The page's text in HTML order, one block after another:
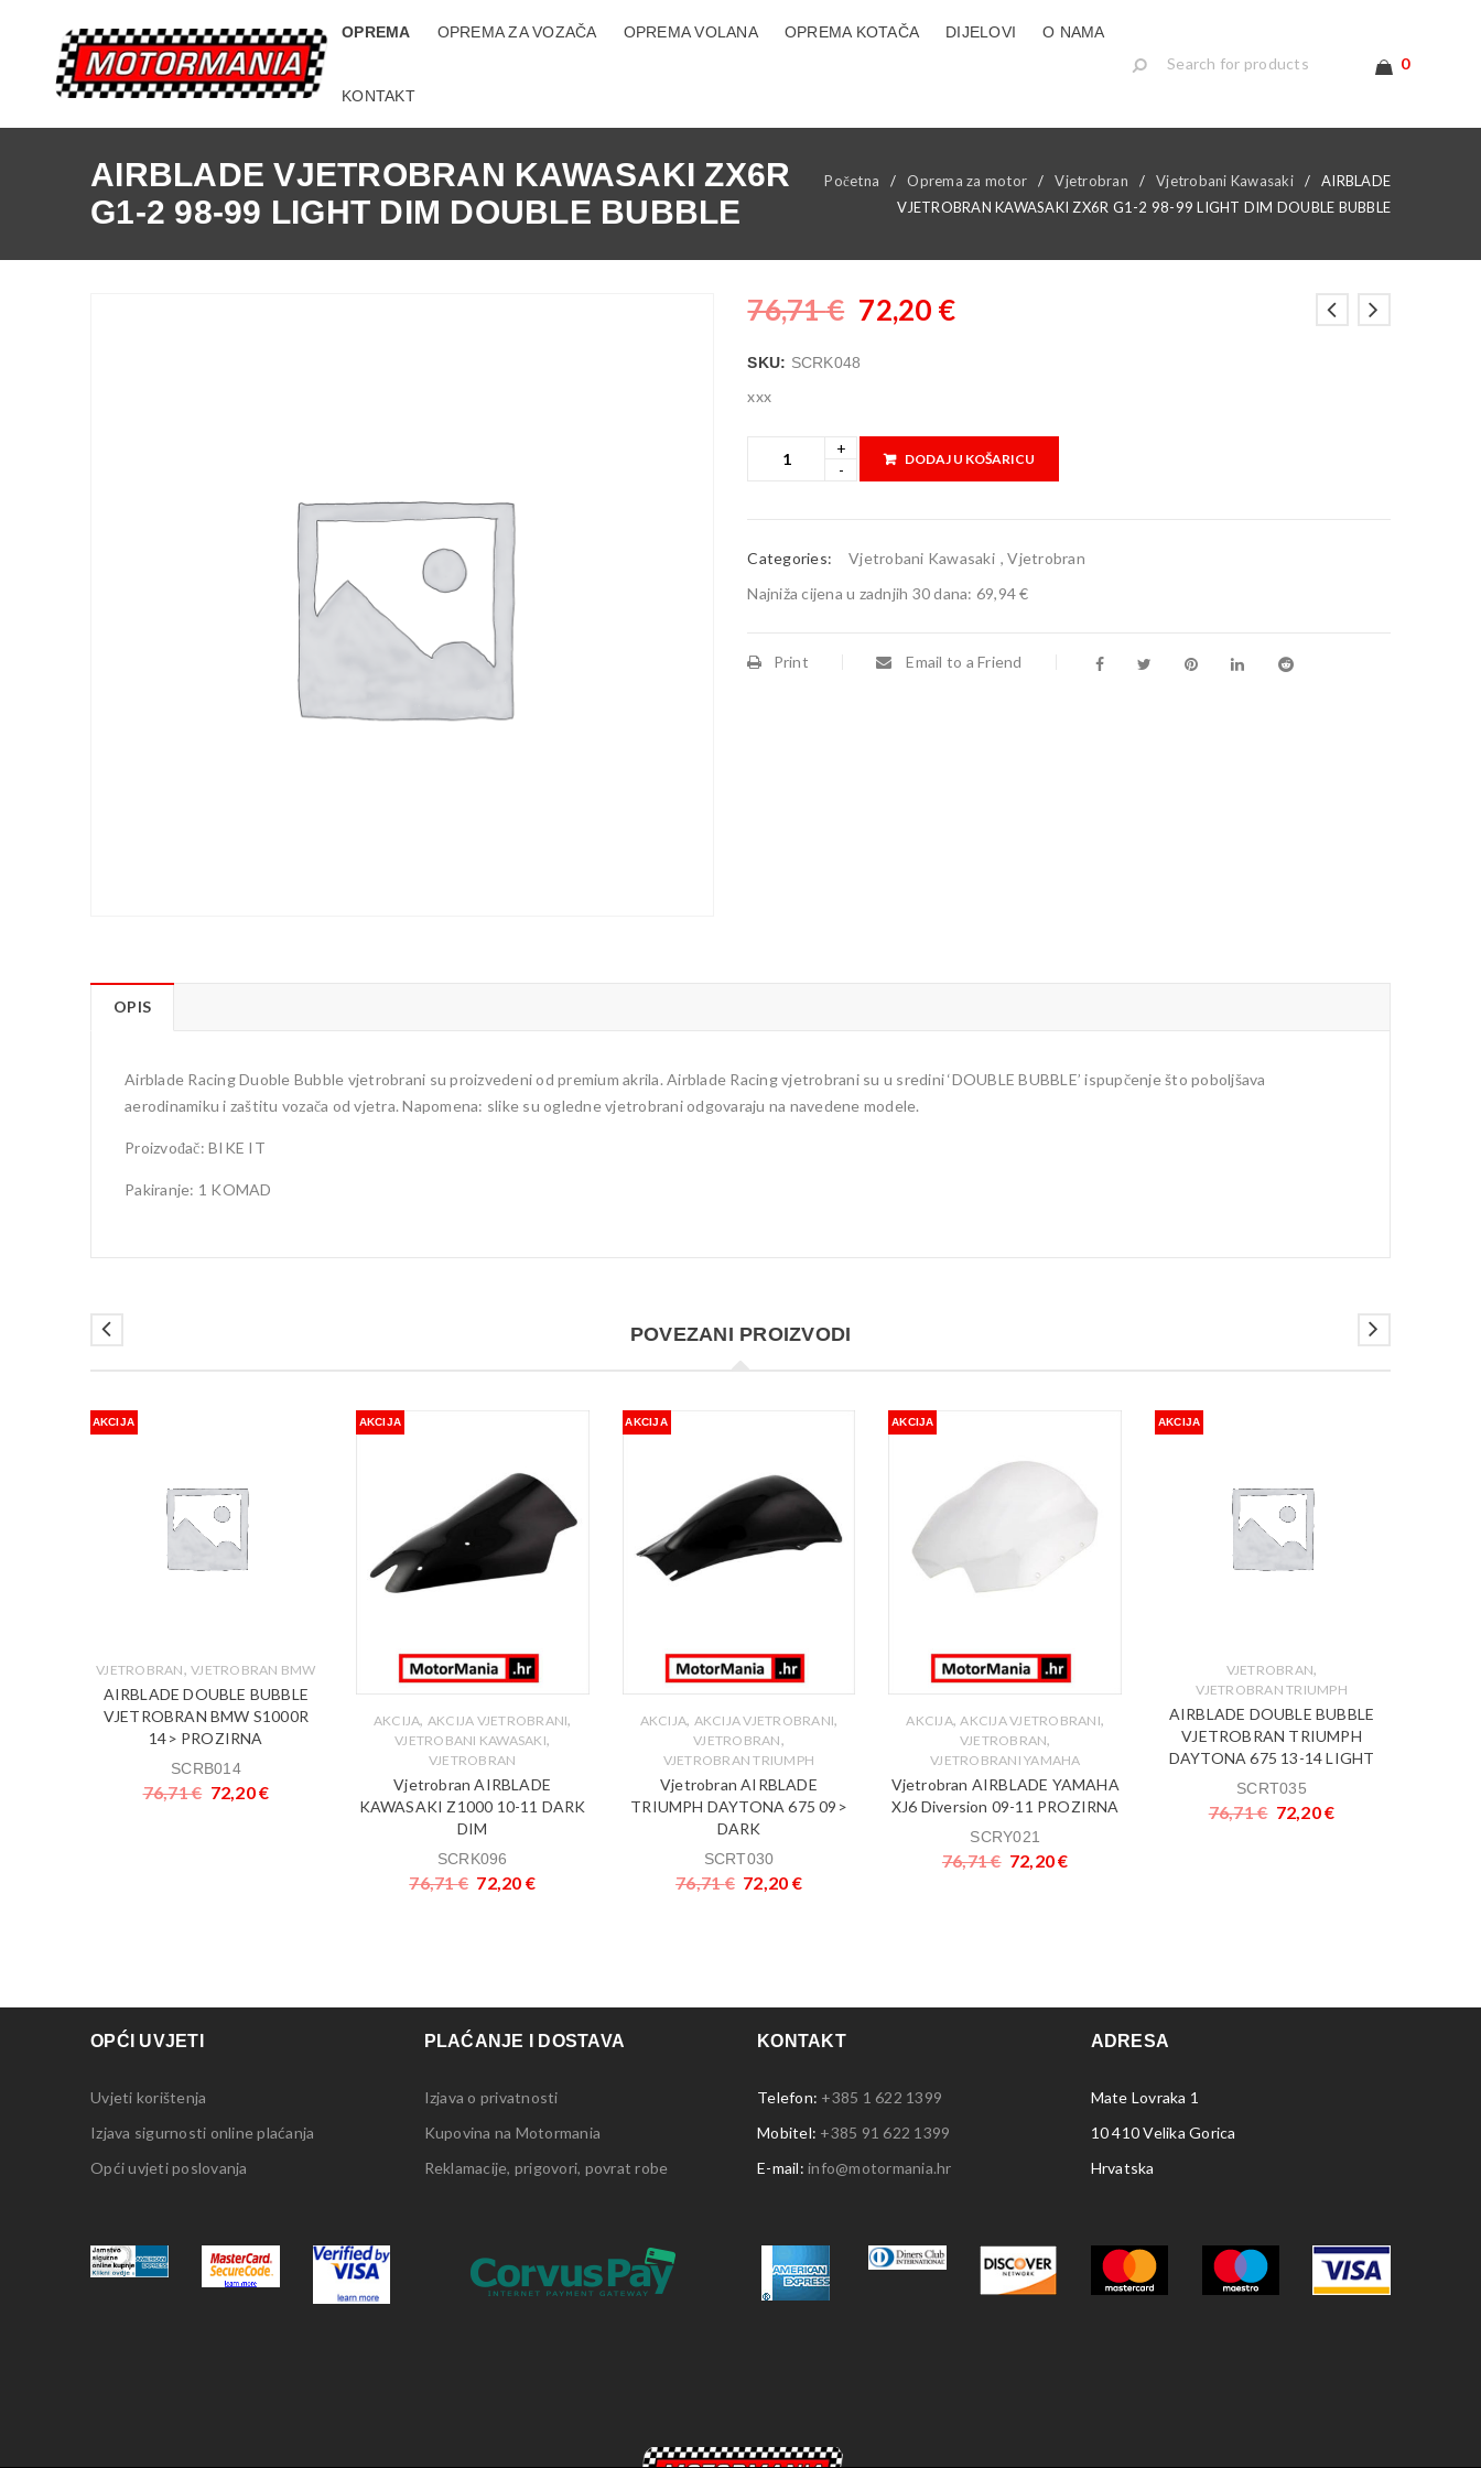
OPREMA OPREMA ZA VOZAČA OPREMA VOLANA OPREMA KOTAČA DIJELOVI O NAMA
KONTAKT
0
AIRBLADE VJETROBRAN KAWASAKI ZX6R
G1-2 98-99 LIGHT DIM DOUBLE BUBBLE
Početna / Oprema za motor / Vjetrobran / Vjetrobani Kawasaki /
AIRBLADE
VJETROBRAN KAWASAKI ZX6R G1-2 98-99 LIGHT DIM DOUBLE BUBBLE
76,71€ 72,20 €
SKU: SCRK048
xxx
DODAJ U KOŠARICU
Categories: Vjetrobani Kawasaki ,Vjetrobran
Najniža cijena u zadnjih 30 dana: 69,94 €
Print Email to a Friend
OPIS
Airblade Racing Duoble Bubble vjetrobrani su proizvedeni od premium akrila. Airblade Racing vjetrobrani su u sredini ‘DOUBLE BUBBLE’ ispupčenje što poboljšava
aerodinamiku i zaštitu vozača od vjetra. Napomena: slike su ogledne vjetrobrani odgovaraju na navedene modele.
Proizvođač: BIKE IT
Pakiranje: 1 KOMAD
POVEZANI PROIZVODI
AKCIJA
VJETROBRAN,VJETROBRAN BMW
AIRBLADE DOUBLE BUBBLE
VJETROBRAN BMW S1000R
14> PROZIRNA
SCRB014
76,71€ 72,20€
AKCIJA
AKCIJA, AKCIJA VJETROBRANI,
VJETROBANI KAWASAKI,
VJETROBRAN
Vjetrobran AIRBLADE
KAWASAKI Z1000 10-11 DARK
DIM
SCRK096
76,71€ 72,20 €
AKCIJA
AKCIJA, AKCIJA VJETROBRANI,
VJETROBRAN,
VJETROBRAN TRIUMPH
Vjetrobran AIRBLADE
TRIUMPH DAYTONA 675 09>
DARK
SCRT030
76,71€ 72,20 €
AKCIJA
AKCIJA, AKCIJA VJETROBRANI,
VJETROBRAN,
VJETROBRANI YAMAHA
Vjetrobran AIRBLADE YAMAHA
XJ6 Diversion 09-11 PROZIRNA
SCRY021
76,71€ 72,20€
AKCIJA
VJETROBRAN,
VJETROBRAN TRIUMPH
AIRBLADE DOUBLE BUBBLE
VJETROBRAN TRIUMPH
DAYTONA 675 13-14 LIGHT
SCRT035
76,71€ 72,20€
OPĆI UVJETI
Uvjeti korištenja
Izjava sigurnosti online plaćanja
Opći uvjeti poslovanja
PLAĆANJE I DOSTAVA
Izjava o privatnosti
Kupovina na Motormania
Reklamacije, prigovori, povrat robe
KONTAKT
Telefon: +385 1 622 1399
Mobitel: +385 91 622 1399
E-mail: info@motormania.hr
ADRESA
Mate Lovraka 1
10 410 Velika Gorica
Hrvatska